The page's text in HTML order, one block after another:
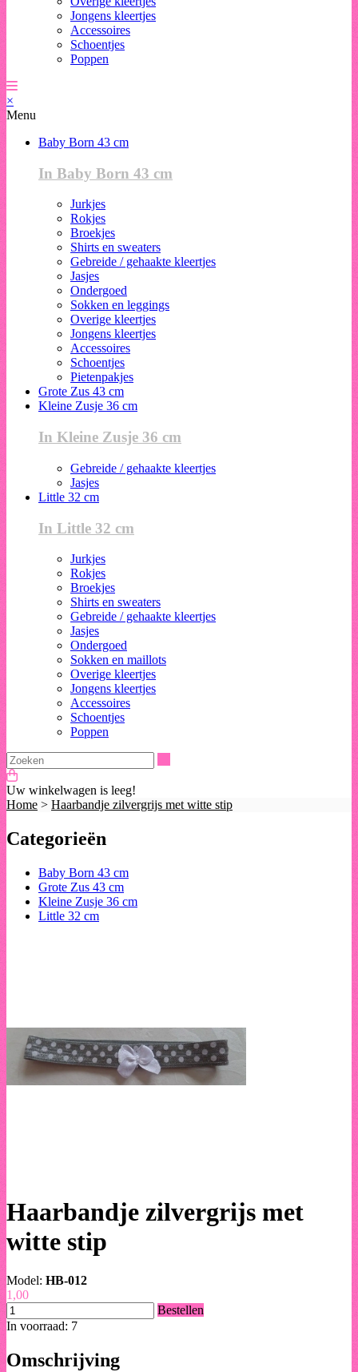
Jongens kleertjes
Accessoires
Schoentjes
Poppen
×
Menu
Baby Born 43 cm
In Baby Born 43 cm
Jurkjes
Rokjes
Broekjes
Shirts en sweaters
Gebreide / gehaakte kleertjes
Jasjes
Ondergoed
Sokken en leggings
Overige kleertjes
Jongens kleertjes
Accessoires
Schoentjes
Pietenpakjes
Grote Zus 43 cm
Kleine Zusje 36 cm
In Kleine Zusje 36 cm
Gebreide / gehaakte kleertjes
Jasjes
Little 32 cm
In Little 32 cm
Jurkjes
Rokjes
Broekjes
Shirts en sweaters
Gebreide / gehaakte kleertjes
Jasjes
Ondergoed
Sokken en maillots
Overige kleertjes
Jongens kleertjes
Accessoires
Schoentjes
Poppen
Uw winkelwagen is leeg!
Home > Haarbandje zilvergrijs met witte stip
Categorieën
Baby Born 43 cm
Grote Zus 43 cm
Kleine Zusje 36 cm
Little 32 cm
Haarbandje zilvergrijs met
witte stip
Model: HB-012
1,00
Bestellen
In voorraad: 7
Omschrijving